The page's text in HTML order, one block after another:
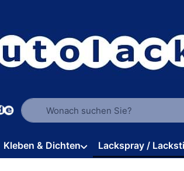
Geben Sie einen Suchbegriff ein.
Kleben & Dichten Lackspray /